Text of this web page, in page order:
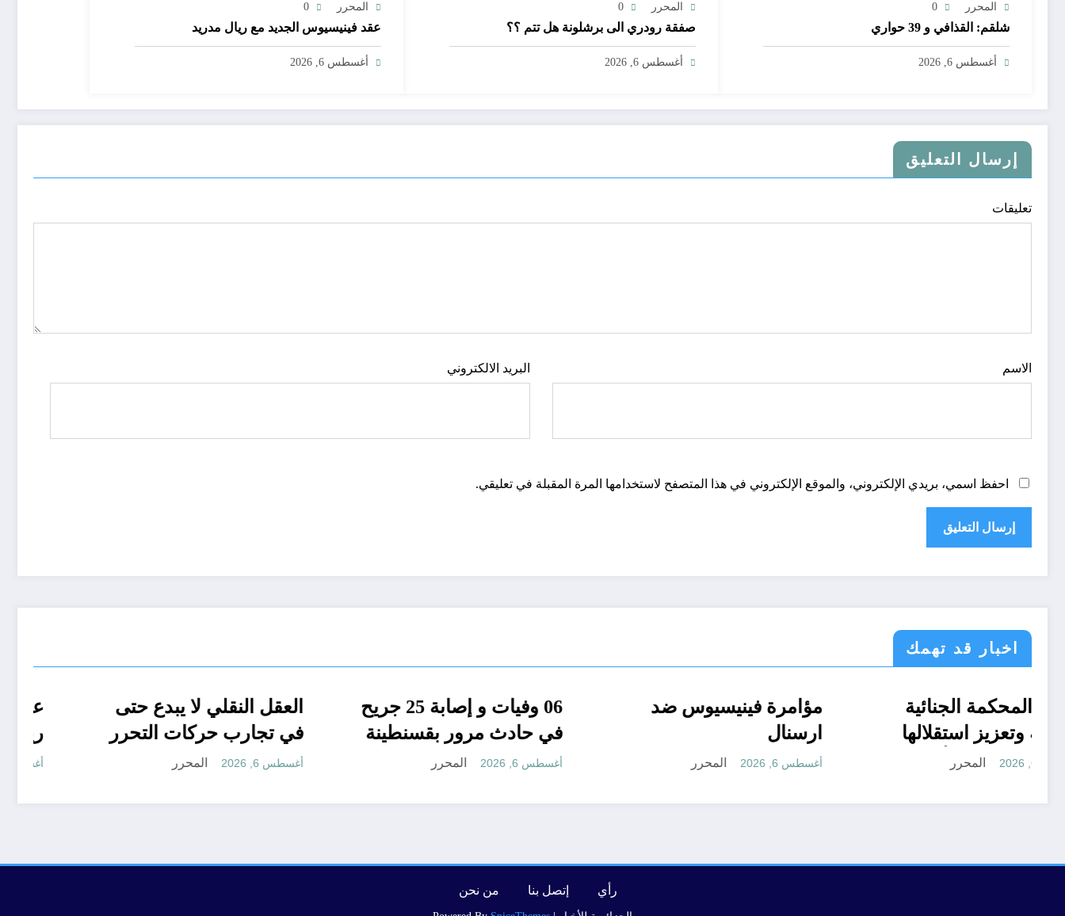
المحرر 0
شلقم: القذافي و 39 حواري
أغسطس 6, 2026
المحرر 0
صفقة رودري الى برشلونة هل تتم ؟؟
أغسطس 6, 2026
المحرر 0
عقد فينيسيوس الجديد مع ريال مدريد
أغسطس 6, 2026
إرسال التعليق
تعليقات
الاسم البريد الالكتروني
احفظ اسمي، بريدي الإلكتروني، والموقع الإلكتروني في هذا المتصفح لاستخدامها المرة المقبلة في تعليقي.
اخبار قد تهمك
تعاليق حرة تقارير رأي
العقل النقلي لا يبدع حتى
في تجارب حركات التحرر
الوطني
أغسطس 6, 2026
الجزائر الحدث مجتمع
في حادث مرور بقسنطينة
أغسطس 6, 2026
اسرار
مؤامرة فينيسيوس ضد
أغسطس 6, 2026
الحدث قانون تشريع و ادارة
حماية المحكمة الجنائية
الدولية وتعزيز استقلالها
مسؤولية الدول الأطراف
أغسطس 6, 2026
رأي إتصل بنا من نحن